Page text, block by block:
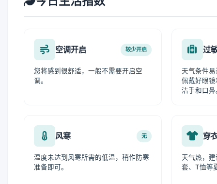
空调开启 较少开启
您将感到很舒适，一般不需要开启空
调。
过
天气条件
佩戴好眼
洁手和口鼻
风寒 无
温度未达到风寒所需的低温，稍作防寒
准备即可。
穿
天气热，
套、T恤等